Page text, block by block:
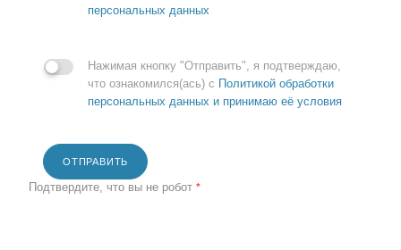
персональных данных
Нажимая кнопку "Отправить", я подтверждаю,
что ознакомился(ась) с Политикой обработки
персональных данных и принимаю её условия
ОТПРАВИТЬ
Подтвердите, что вы не робот *